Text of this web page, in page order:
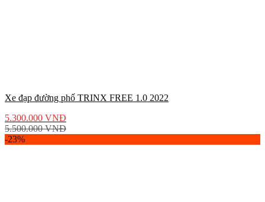
Xe đạp đường phố TRINX FREE 1.0 2022
5.300.000 VNĐ
5.500.000VNĐ
-23%